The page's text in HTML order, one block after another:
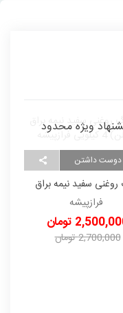
دوست داشتن
ویژه محدود
سفید نیمه براق
فرازپیشه
تومان
2,700,000 تومان